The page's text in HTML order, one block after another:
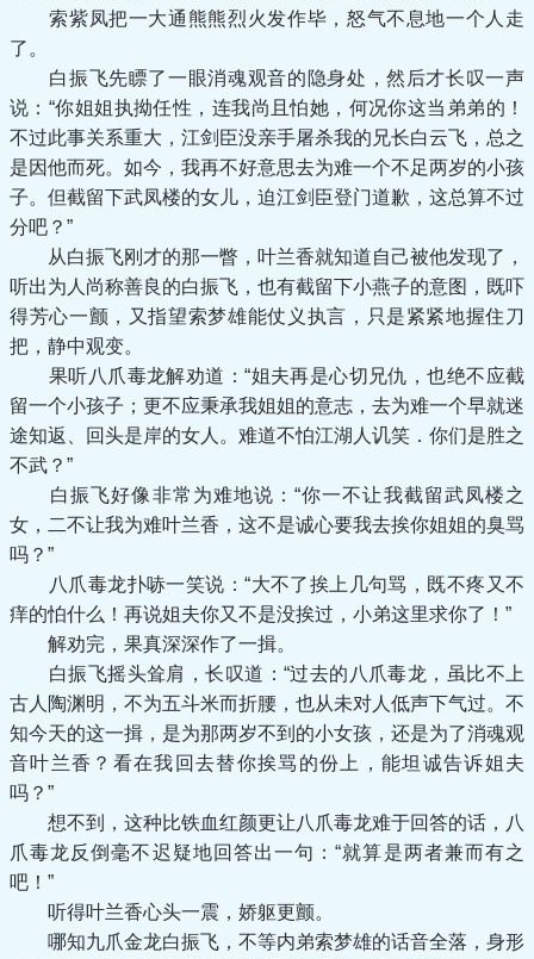
索紫凤把一大通熊熊烈火发作毕，怒气不息地一个人走
了。
白振飞先瞟了一眼消魂观音的隐身处，然后才长叹一声
说：“你姐姐执拗任性，连我尚且怕她，何况你这当弟弟的！
不过此事关系重大，江剑臣没亲手屠杀我的兄长白云飞，总之
是因他而死。如今，我再不好意思去为难一个不足两岁的小孩
子。但截留下武凤楼的女儿，迫江剑臣登门道歉，这总算不过
分吧？”
从白振飞刚才的那一瞥，叶兰香就知道自己被他发现了，
听出为人尚称善良的白振飞，也有截留下小燕子的意图，既吓
得芳心一颤，又指望索梦雄能仗义执言，只是紧紧地握住刀
把，静中观变。
果听八爪毒龙解劝道：“姐夫再是心切兄仇，也绝不应截
留一个小孩子；更不应秉承我姐姐的意志，去为难一个早就迷
途知返、回头是岸的女人。难道不怕江湖人讥笑．你们是胜之
不武？”
白振飞好像非常为难地说：“你一不让我截留武凤楼之
女，二不让我为难叶兰香，这不是诚心要我去挨你姐姐的臭骂
吗？”
八爪毒龙扑哧一笑说：“大不了挨上几句骂，既不疼又不
痒的怕什么！再说姐夫你又不是没挨过，小弟这里求你了！”
解劝完，果真深深作了一揖。
白振飞摇头耸肩，长叹道：“过去的八爪毒龙，虽比不上
古人陶渊明，不为五斗米而折腰，也从未对人低声下气过。不
知今天的这一揖，是为那两岁不到的小女孩，还是为了消魂观
音叶兰香？看在我回去替你挨骂的份上，能坦诚告诉姐夫
吗？”
想不到，这种比铁血红颜更让八爪毒龙难于回答的话，八
爪毒龙反倒毫不迟疑地回答出一句：“就算是两者兼而有之
吧！”
听得叶兰香心头一震，娇躯更颤。
哪知九爪金龙白振飞，不等内弟索梦雄的话音全落，身形